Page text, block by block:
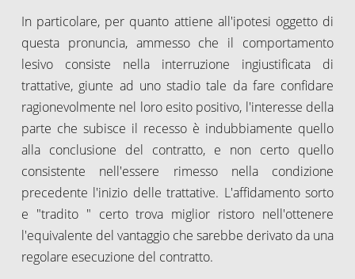
In particolare, per quanto attiene all'ipotesi oggetto di
questa pronuncia, ammesso che il comportamento
lesivo consiste nella interruzione ingiustificata di
trattative, giunte ad uno stadio tale da fare confidare
ragionevolmente nel loro esito positivo, l'interesse della
parte che subisce il recesso è indubbiamente quello
alla conclusione del contratto, e non certo quello
consistente nell'essere rimesso nella condizione
precedente l'inizio delle trattative. L'affidamento sorto
e "tradito " certo trova miglior ristoro nell'ottenere
l'equivalente del vantaggio che sarebbe derivato da una
regolare esecuzione del contratto.